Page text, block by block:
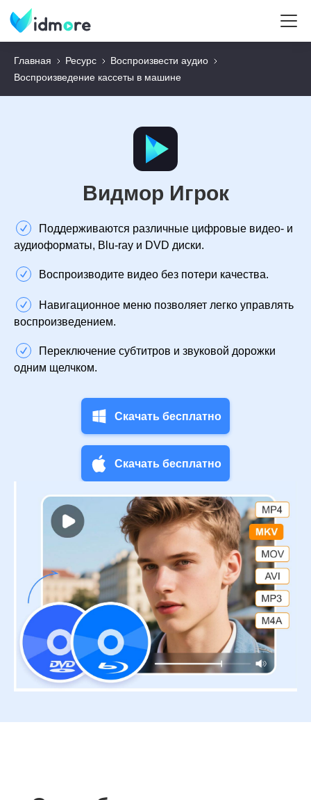
Главная Ресурс
Воспроизвести аудио
Воспроизведение кассеты в машине
Видмор Игрок
Поддерживаются различные цифровые видео- и
аудиоформаты, Blu-ray и DVD диски.
Воспроизводите видео без потери качества.
Навигационное меню позволяет легко управлять
воспроизведением.
Переключение субтитров и звуковой дорожки
одним щелчком.
Скачать бесплатно
Скачать бесплатно